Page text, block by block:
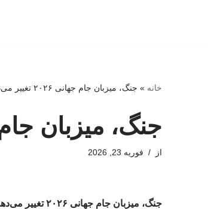
خانه » جنگ، میزبان جام جهانی ۲۰۲۶ تغییر می‌دهد؟
جنگ، میزبان جام جهانی ۲۰۲۶
از فوریه 23, 2026
جنگ، میزبان جام جهانی ۲۰۲۶ تغییر می‌دهد؟